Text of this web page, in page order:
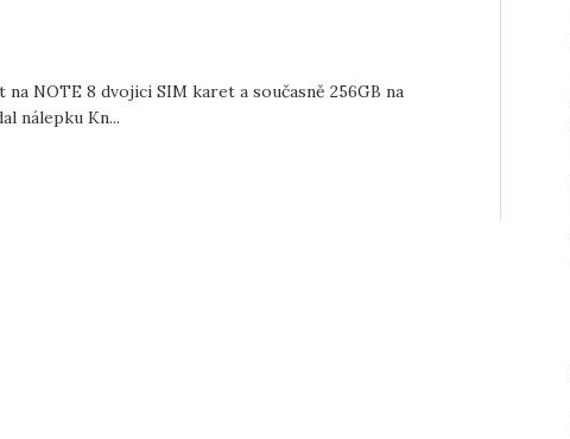
NOTE 8 dvojici SIM karet a současně 256GB na
nálepku Kn...